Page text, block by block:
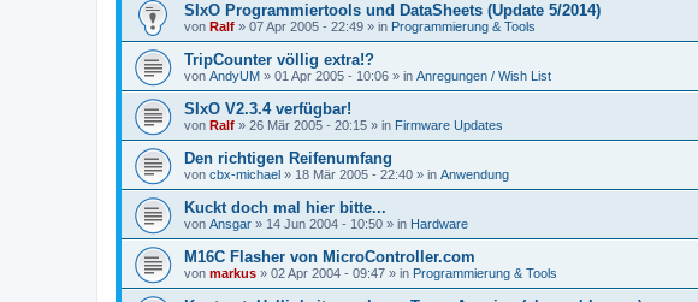
SIxO Programmiertools und DataSheets (Update 5/2014)
von Ralf » 07 Apr 2005 - 22:49 » in Programmierung & Tools
TripCounter völlig extra!?
von AndyUM » 01 Apr 2005 - 10:06 » in Anregungen / Wish List
SIxO V2.3.4 verfügbar!
von Ralf » 26 Mär 2005 - 20:15 » in Firmware Updates
Den richtigen Reifenumfang
von cbx-michael » 18 Mär 2005 - 22:40 » in Anwendung
Kuckt doch mal hier bitte...
von Ansgar » 14 Jun 2004 - 10:50 » in Hardware
M16C Flasher von MicroController.com
von markus » 02 Apr 2004 - 09:47 » in Programmierung & Tools